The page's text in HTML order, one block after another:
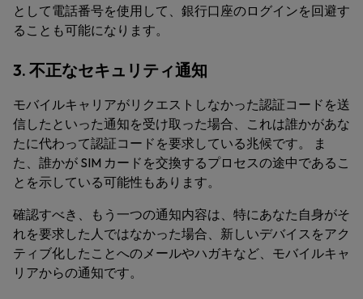
として電話番号を使用して、銀行口座のログインを回避す
ることも可能になります。
3. 不正なセキュリティ通知
モバイルキャリアがリクエストしなかった認証コードを送
信したといった通知を受け取った場合、これは誰かがあな
たに代わって認証コードを要求している兆候です。 ま
た、誰かが SIM カードを交換するプロセスの途中であるこ
とを示している可能性もあります。
確認すべき、もう一つの通知内容は、特にあなた自身がそ
れを要求した人ではなかった場合、新しいデバイスをアク
ティブ化したことへのメールやハガキなど、モバイルキャ
リアからの通知です。